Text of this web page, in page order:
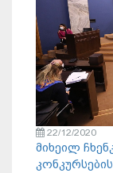
22/12/2020
მიხეილ